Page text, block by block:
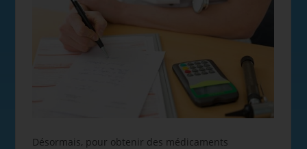
Désormais, pour obtenir des médicaments